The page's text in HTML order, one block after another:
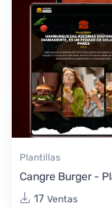
Plantillas
Cangre Burger -
17 Ventas